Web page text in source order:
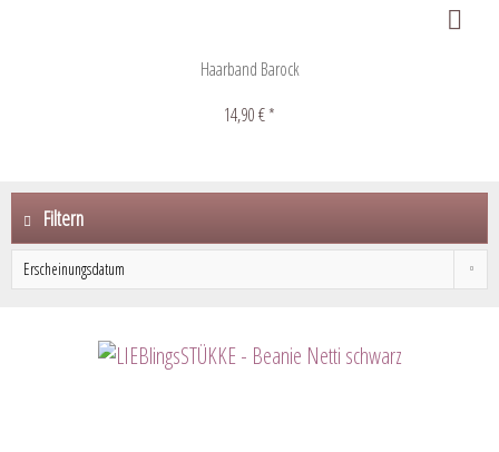
Haarband Barock
14,90 € *
Filtern